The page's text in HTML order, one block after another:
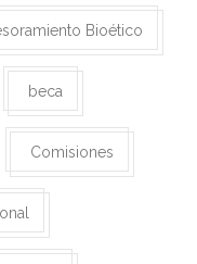
Bioético
beca
Comisiones